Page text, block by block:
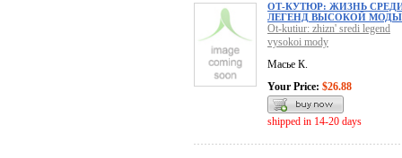
ОТ-КУТЮР: ЖИЗНЬ
ЛЕГЕНД ВЫСОКОЙ МОДЫ
Ot-kutiur: zhizn' sredi legend
vysokoi mody
Масье К.
Your Price: $26.88
shipped in 14-20 days